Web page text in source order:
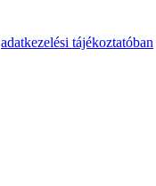
adatkezelési tájékoztatóban